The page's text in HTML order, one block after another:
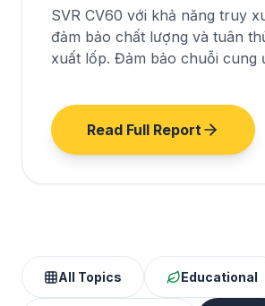
SVR CV60 với khả năng truy
đảm bảo chất lượng và tuân
xuất lốp. Đảm bảo chuỗi cung
Read Full Report
All Topics Educational